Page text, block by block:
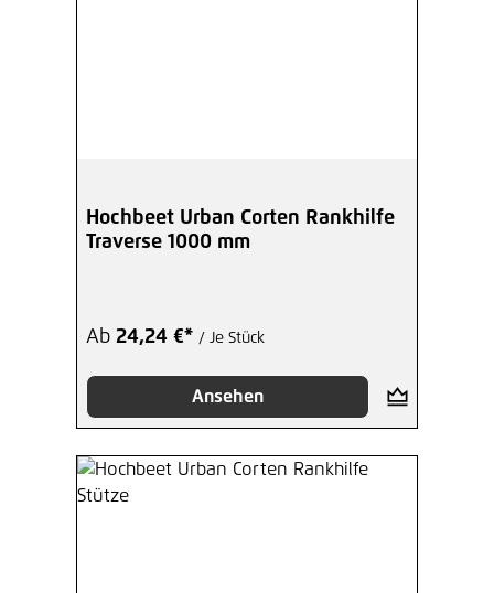
Hochbeet Urban Corten Rankhilfe
Traverse 1000 mm
Ab 24,24 €* / Je Stück
Ansehen